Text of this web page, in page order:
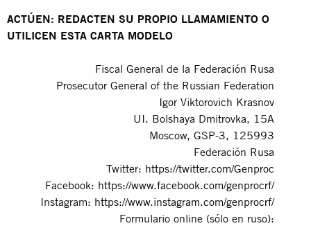
ACTÚEN: REDACTEN SU PROPIO LLAMAMIENTO O
UTILICEN ESTA CARTA MODELO
Fiscal General de la Federación Rusa
Prosecutor General of the Russian Federation
Igor Viktorovich Krasnov
UI. Bolshaya Dmitrovka, 15A
Moscow, GSP-3, 125993
Federación Rusa
Twitter: https://twitter.com/Genproc
Facebook: https://www.facebook.com/genprocrf/
Instagram: https://www.instagram.com/genprocrf/
Formulario online (sólo en ruso):